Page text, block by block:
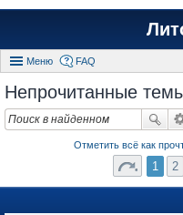
Меню FAQ
Непрочитанные
Отметить всё как
1 2